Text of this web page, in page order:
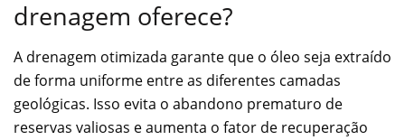
drenagem oferece?
A drenagem otimizada garante que o óleo seja extraído
de forma uniforme entre as diferentes camadas
geológicas. Isso evita o abandono prematuro de
reservas valiosas e aumenta o fator de recuperação